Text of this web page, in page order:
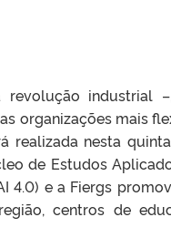
industrial
organizações mais
realizada nesta
de Estudos
4.0) e a Fiergs
centros de